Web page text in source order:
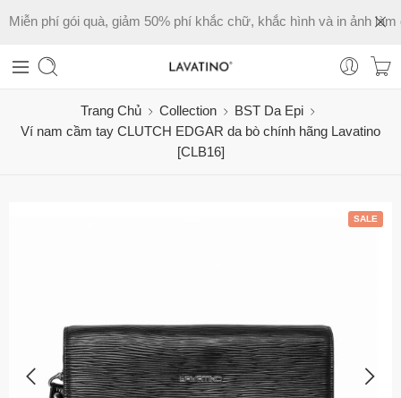
Miễn phí gói quà, giảm 50% phí khắc chữ, khắc hình và in ảnh làm
Trang Chủ Collection
BST Da Epi
Ví nam cầm tay CLUTCH EDGAR da bò chính hãng Lavatino
[CLB16]
SALE